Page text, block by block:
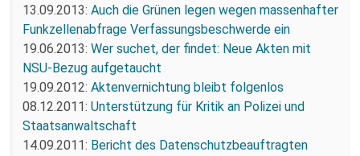
13.09.2013: Auch die Grünen legen wegen massenhafter
Funkzellenabfrage Verfassungsbeschwerde ein
19.06.2013: Wer suchet, der findet: Neue Akten mit
NSU-Bezug aufgetaucht
19.09.2012: Aktenvernichtung bleibt folgenlos
08.12.2011: Unterstützung für Kritik an Polizei und
Staatsanwaltschaft
14.09.2011: Bericht des Datenschutzbeauftragten